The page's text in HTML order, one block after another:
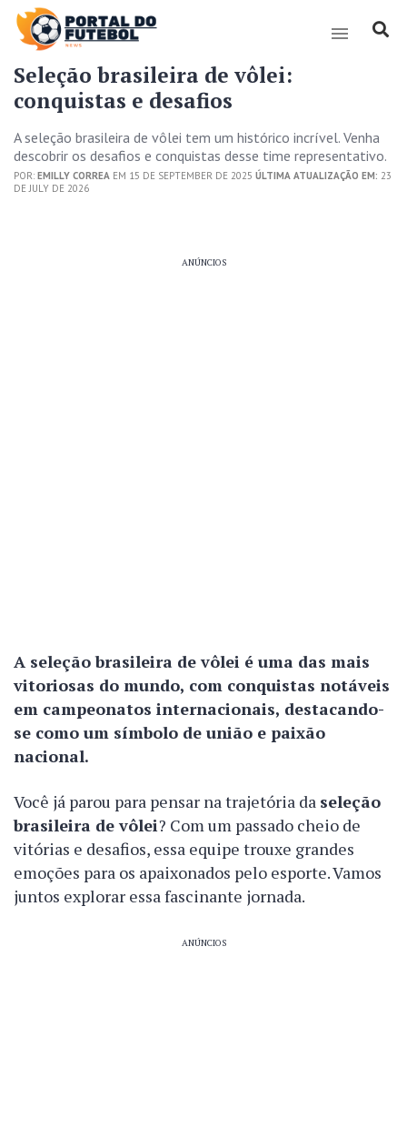
Seleção brasileira de vôlei:
conquistas e desafios
A seleção brasileira de vôlei tem um histórico incrível. Venha
descobrir os desafios e conquistas desse time representativo.
POR: EMILLY CORREA EM 15 DE SEPTEMBER DE 2025 ÚLTIMA ATUALIZAÇÃO EM: 23
DE JULY DE 2026
ANÚNCIOS
A seleção brasileira de vôlei é uma das mais
vitoriosas do mundo, com conquistas notáveis
em campeonatos internacionais, destacando-
se como um símbolo de união e paixão
nacional.
Você já parou para pensar na trajetória da seleção
brasileira de vôlei? Com um passado cheio de
vitórias e desafios, essa equipe trouxe grandes
emoções para os apaixonados pelo esporte. Vamos
juntos explorar essa fascinante jornada.
ANÚNCIOS